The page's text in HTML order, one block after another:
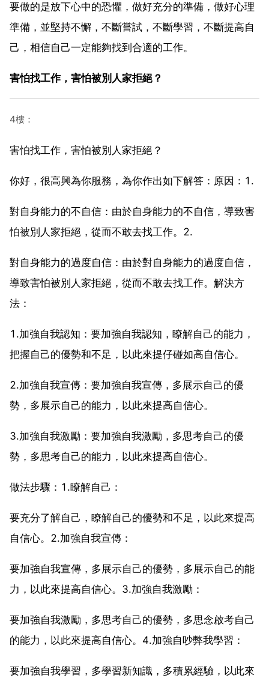
要做的是放下心中的恐懼，做好充分的準備，做好心理
準備，並堅持不懈，不斷嘗試，不斷學習，不斷提高自
己，相信自己一定能夠找到合適的工作。
害怕找工作，害怕被別人家拒絕？
4樓：
害怕找工作，害怕被別人家拒絕？
你好，很高興為你服務，為你作出如下解答：原因：1.
對自身能力的不自信：由於自身能力的不自信，導致害
怕被別人家拒絕，從而不敢去找工作。2.
對自身能力的過度自信：由於對自身能力的過度自信，
導致害怕被別人家拒絕，從而不敢去找工作。解決方
法：
1.加強自我認知：要加強自我認知，瞭解自己的能力，
把握自己的優勢和不足，以此來提仔碰如高自信心。
2.加強自我宣傳：要加強自我宣傳，多展示自己的優
勢，多展示自己的能力，以此來提高自信心。
3.加強自我激勵：要加強自我激勵，多思考自己的優
勢，多思考自己的能力，以此來提高自信心。
做法步驟：1.瞭解自己：
要充分了解自己，瞭解自己的優勢和不足，以此來提高
自信心。2.加強自我宣傳：
要加強自我宣傳，多展示自己的優勢，多展示自己的能
力，以此來提高自信心。3.加強自我激勵：
要加強自我激勵，多思考自己的優勢，多思念啟考自己
的能力，以此來提高自信心。4.加強自吵弊我學習：
要加強自我學習，多學習新知識，多積累經驗，以此來